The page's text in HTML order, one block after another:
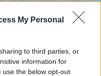
My Personal
to third parties, or
information for
use the below opt-out
vista anche l’età
diventato l’acquisto più
cinese. Lo riporta il